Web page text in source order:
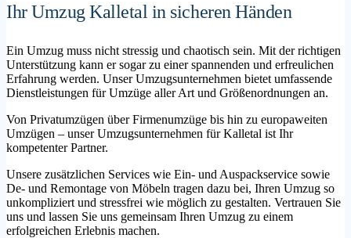
Ihr Umzug Kalletal in sicheren Händen
Ein Umzug muss nicht stressig und chaotisch sein. Mit der richtigen
Unterstützung kann er sogar zu einer spannenden und erfreulichen
Erfahrung werden. Unser Umzugsunternehmen bietet umfassende
Dienstleistungen für Umzüge aller Art und Größenordnungen an.
Von Privatumzügen über Firmenumzüge bis hin zu europaweiten
Umzügen – unser Umzugsunternehmen für Kalletal ist Ihr
kompetenter Partner.
Unsere zusätzlichen Services wie Ein- und Auspackservice sowie
De- und Remontage von Möbeln tragen dazu bei, Ihren Umzug so
unkompliziert und stressfrei wie möglich zu gestalten. Vertrauen Sie
uns und lassen Sie uns gemeinsam Ihren Umzug zu einem
erfolgreichen Erlebnis machen.